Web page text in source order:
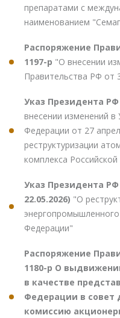
препаратами с
наименованием
Распоряжение
1197-р "О внесении
Правительства РФ от
Указ Президента РФ
внесении изменений в
Федерации от 27
реструктуризации
комплекса
Указ Президента РФ
22.05.2026) "О
Федерации"
Распоряжение
1180-р О
в качестве
Федерации в совет
комиссию